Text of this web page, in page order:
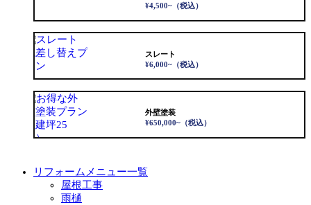
¥4,500~ （税込）
スレート
¥6,000~ （税込）
外壁塗装
¥650,000~ （税込）
リフォームメニュー一覧
屋根工事
雨樋